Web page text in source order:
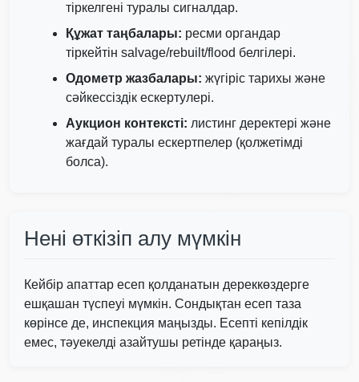
Autocheck
Autocheck
Manheim IAAI
Copart
тіркелгені туралы сигналдар.
Құжат таңбалары: ресми органдар
тіркейтін salvage/rebuilt/flood белгілері.
Одометр жазбалары: жүгіріс тарихы және
сәйкессіздік ескертулері.
Аукцион контексті: листинг деректері және
жағдай туралы ескертпелер (қолжетімді
болса).
Нені өткізіп алу мүмкін
Кейбір апаттар есеп қолданатын дереккөздерге
ешқашан түспеуі мүмкін. Сондықтан есеп таза
көрінсе де, инспекция маңызды. Есепті кепілдік
емес, тәуекелді азайтушы ретінде қараңыз.